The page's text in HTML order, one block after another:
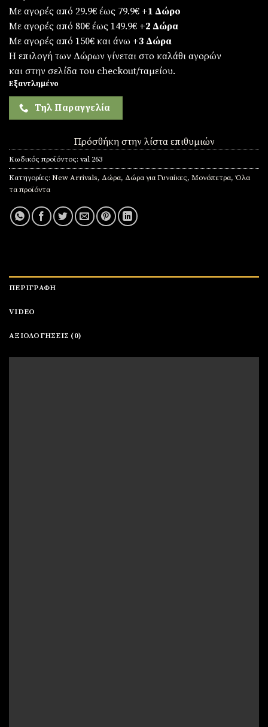
Με αγορές από 29.9€ έως 79.9€ +1 Δώρο
Με αγορές από 80€ έως 149.9€ +2 Δώρα
Με αγορές από 150€ και άνω +3 Δώρα
Η επιλογή των Δώρων γίνεται στο καλάθι αγορών
και στην σελίδα του checkout/ταμείου.
Εξαντλημένο
Τηλ Παραγγελία
Πρόσθήκη στην λίστα επιθυμιών
Κωδικός προϊόντος: val 263
Κατηγορίες: New Arrivals, Δώρα, Δώρα για Γυναίκες, Μονόπετρα, Όλα
τα προϊόντα
ΠΕΡΙΓΡΑΦΉ
VIDEO
ΑΞΙΟΛΟΓΉΣΕΙΣ (0)